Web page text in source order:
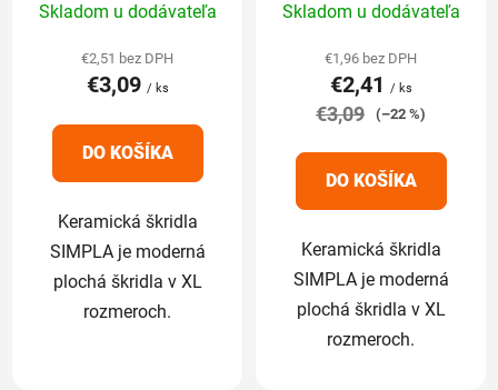
hodnotenie
produktu
je
z
Skladom u dodávateľa
€2,51 bez DPH
€3,09 / ks
DO KOŠÍKA
Keramická škridla
SIMPLA je moderná
plochá škridla v XL
rozmeroch.
hodnotenie
produktu
je
5,0
5
hviezdičiek.
Skladom u dodávateľa
€1,96 bez DPH
€2,41 / ks
€3,09 (–22 %)
DO KOŠÍKA
Keramická škridla
SIMPLA je moderná
plochá škridla v XL
rozmeroch.